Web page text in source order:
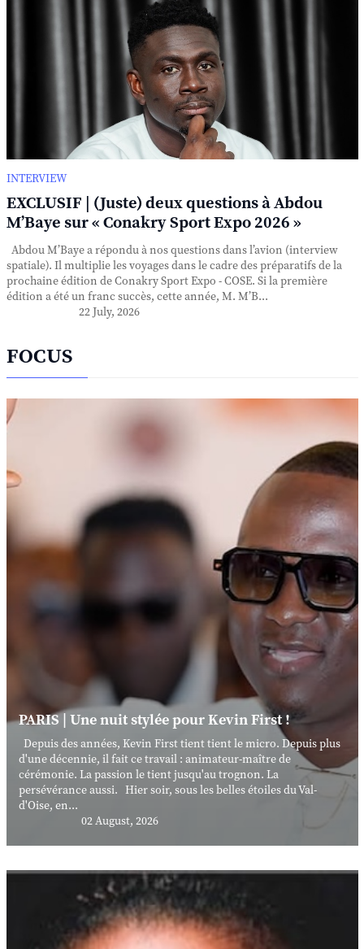
INTERVIEW
EXCLUSIF | (Juste) deux questions à Abdou
M’Baye sur « Conakry Sport Expo 2026 »
Abdou M’Baye a répondu à nos questions dans l’avion (interview
spatiale). Il multiplie les voyages dans le cadre des préparatifs de la
prochaine édition de Conakry Sport Expo - COSE. Si la première
édition a été un franc succès, cette année, M. M’B...
22 July, 2026
FOCUS
PARIS | Une nuit stylée pour Kevin First !
Depuis des années, Kevin First tient tient le micro. Depuis plus
d'une décennie, il fait ce travail : animateur-maître de
cérémonie. La passion le tient jusqu'au trognon. La
persévérance aussi. Hier soir, sous les belles étoiles du Val-
d'Oise, en...
02 August, 2026